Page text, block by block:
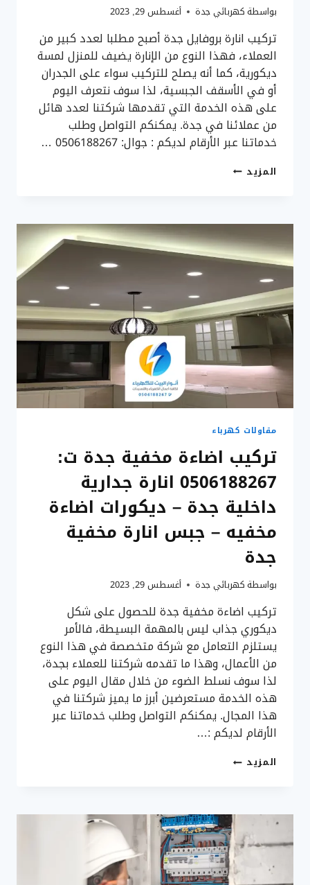
بواسطة كهربائي جدة أغسطس 29, 2023
تركيب انارة بروفايل جدة أصبح مطلبا لعدد كبير من
العملاء، فهذا النوع من الإنارة يضيف للمنزل لمسة
ديكورية، كما أنه يصلح للتركيب سواء على الجدران
أو في الأسقف الجبسية، لذا سوف نتعرف اليوم
على هذه الخدمة التي تقدمها شركتنا لعدد هائل
من عملائنا في جدة. يمكنكم التواصل وطلب
خدماتنا عبر الأرقام لديكم : جوال: 0506188267 …
المزيد تركيب
ت:
0506188267
اضاءة
ستريب
جدة
–
انارة
بروفايل
بجده
–
ستريب
لايت
جبس
مقاولات كهرباء
تركيب اضاءة مخفية جدة ت:
0506188267 انارة جدارية
داخلية جدة – ديكورات اضاءة
مخفيه – جبس انارة مخفية
جدة
بواسطة كهربائي جدة أغسطس 29, 2023
تركيب اضاءة مخفية جدة للحصول على شكل
ديكوري جذاب ليس بالمهمة البسيطة، فالأمر
يستلزم التعامل مع شركة متخصصة في هذا النوع
من الأعمال، وهذا ما تقدمه شركتنا للعملاء بجدة،
لذا سوف نسلط الضوء من خلال مقال اليوم على
هذه الخدمة مستعرضين أبرز ما يميز شركتنا في
هذا المجال. يمكنكم التواصل وطلب خدماتنا عبر
الأرقام لديكم :…
المزيد تركيب
ت:
0506188267
انارة
جدارية
داخلية